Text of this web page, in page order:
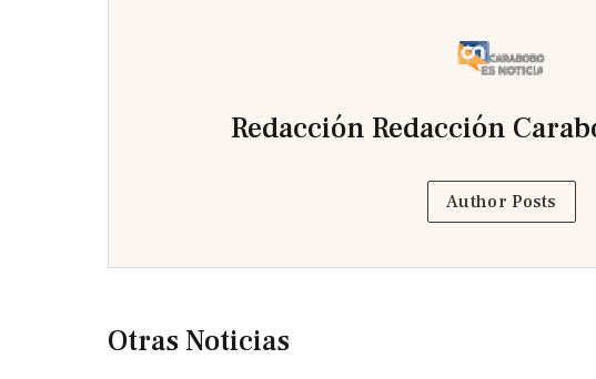
Redacción Redacción
Author Posts
Otras Noticias